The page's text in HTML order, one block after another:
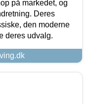
på markedet, og
Deres
den moderne
deres udvalg.